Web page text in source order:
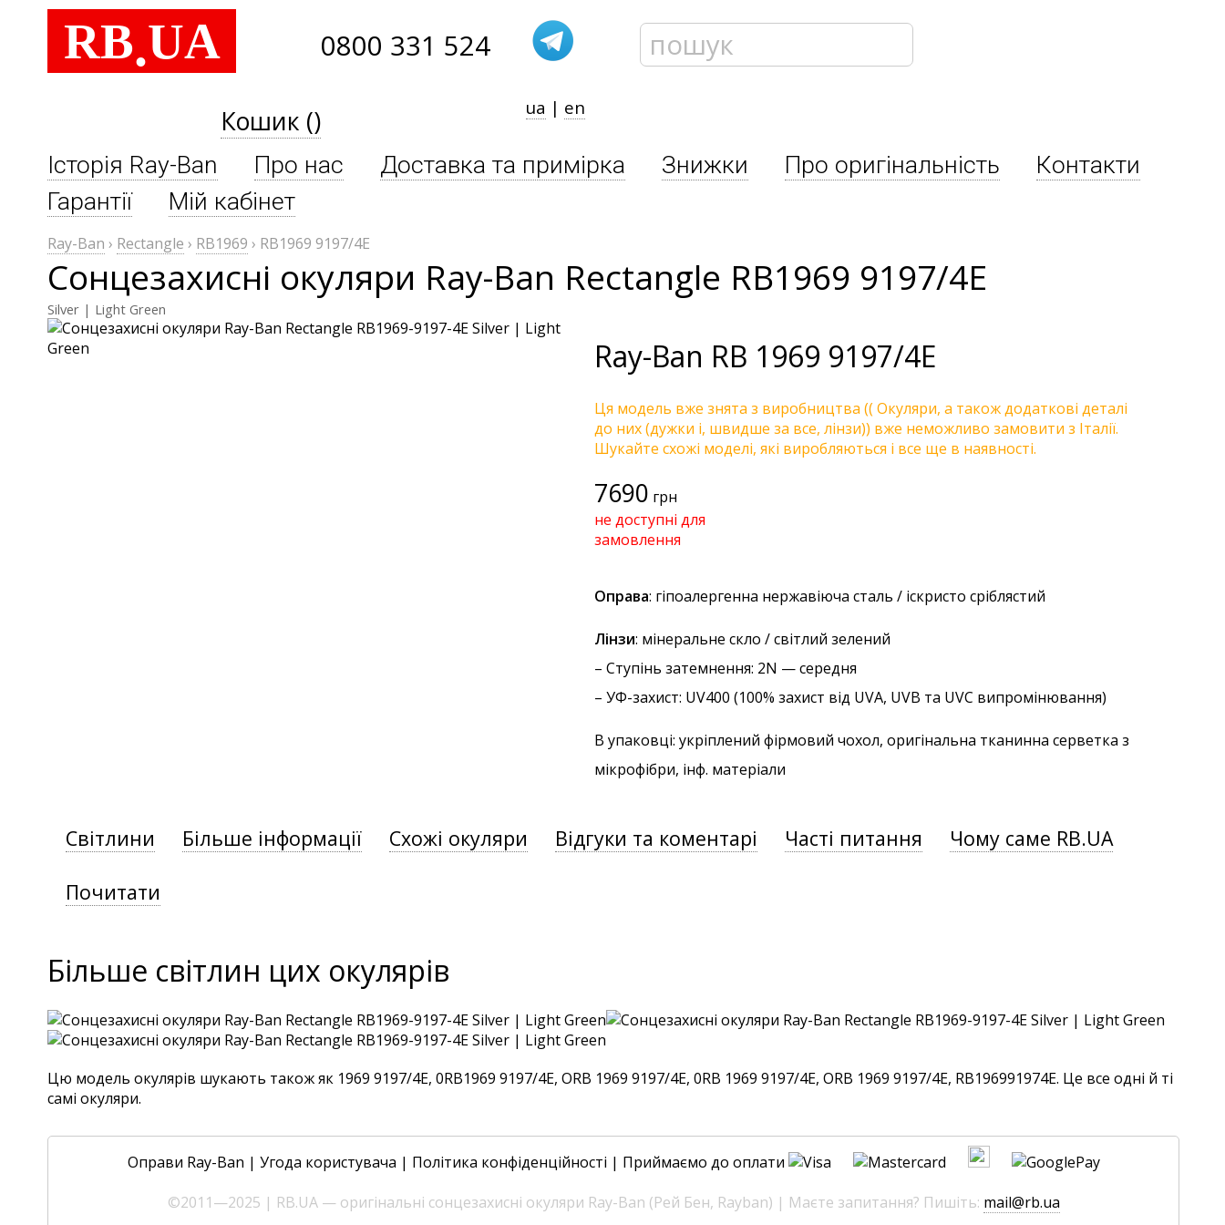
RB.UA 0800 331 524
Кошик () ua | en
Історія Ray-Ban Про нас Доставка та примірка Знижки Про оригінальність
Контакти
Гарантії
Мій кабінет
Ray-Ban › Rectangle › RB1969 › RB1969 9197/4E
Сонцезахисні окуляри Ray-Ban Rectangle RB1969 9197/4E
Silver | Light Green
Ray-Ban RB 1969 9197/4E
Ця модель вже знята з виробництва (( Окуляри, а також додаткові деталі
до них (дужки і, швидше за все, лінзи)) вже неможливо замовити з Італії.
Шукайте схожі моделі, які виробляються і все ще в наявності.
7690 грн
не доступні для
замовлення
Оправа: гіпоалергенна нержавіюча сталь / іскристо сріблястий
Лінзи: мінеральне скло / світлий зелений
– Ступінь затемнення: 2N — середня
– УФ-захист: UV400 (100% захист від UVA, UVB та UVC випромінювання)
В упаковці: укріплений фірмовий чохол, оригінальна тканинна серветка з
мікрофібри, інф. матеріали
Світлини Більше інформації Схожі окуляри Відгуки та коментарі Часті питання Чому саме RB.UA
Почитати
Більше світлин цих окулярів
Цю модель окулярів шукають також як 1969 9197/4E, 0RB1969 9197/4E, ORB 1969 9197/4E, 0RB 1969 9197/4E, ORB 1969 9197/4E, RB196991974E. Це все одні й ті
самі окуляри.
Оправи Ray-Ban | Угода користувача | Політика конфіденційності | Приймаємо до оплати
©2011—2025 | RB.UA — оригінальні сонцезахисні окуляри Ray-Ban (Рей Бен, Rayban) | Маєте запитання? Пишіть: mail@rb.ua